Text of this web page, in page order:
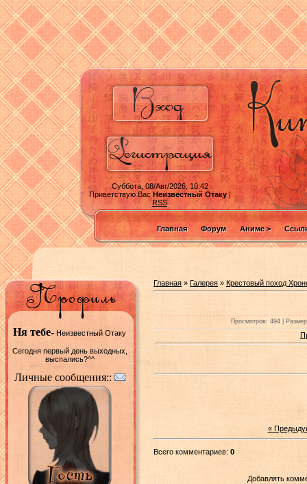
Суббота, 08/Авг/2026, 10:42
Приветствую ВасНеизвестный Отаку|
RSS
Главная Форум Аниме >
Ня тебе- Неизвестный Отаку
Сегодня первый день выходных,
выспались?^^
Личные сообщения::
Главная » Галерея » Крестовый поход
Просмотров: 494 |
«
Всего комментариев: 0
Добавлять